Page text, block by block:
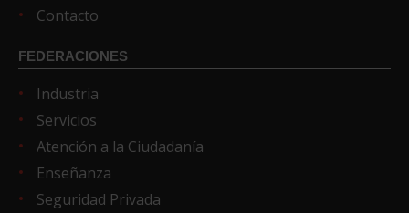
Contacto
FEDERACIONES
Industria
Servicios
Atención a la Ciudadanía
Enseñanza
Seguridad Privada